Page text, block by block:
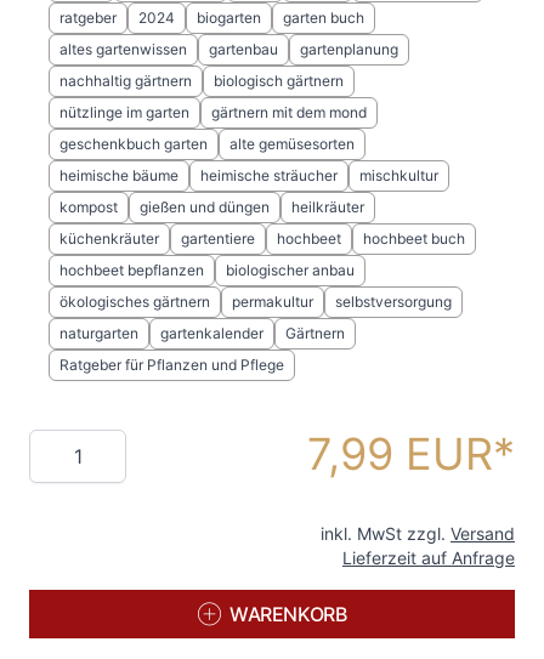
ratgeber
2024 biogarten
garten buch
altes gartenwissen
gartenbau
gartenplanung
nachhaltig gärtnern
biologisch gärtnern
nützlinge im garten
gärtnern mit dem mond
geschenkbuch garten
alte gemüsesorten
heimische bäume
heimische sträucher
mischkultur
kompost
gießen und düngen
heilkräuter
küchenkräuter
gartentiere hochbeet
hochbeet buch
hochbeet bepflanzen
biologischer anbau
ökologisches gärtnern
permakultur
selbstversorgung
naturgarten
gartenkalender
Gärtnern
Ratgeber für Pflanzen und Pflege
Menge 7,99 EUR
inkl. MwSt zzgl. Versand
Lieferzeit auf Anfrage
WARENKORB